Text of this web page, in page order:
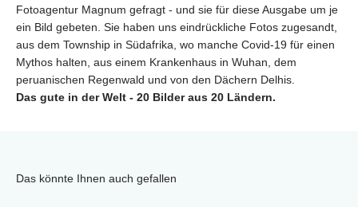
Fotoagentur Magnum gefragt - und sie für diese Ausgabe um je
ein Bild gebeten. Sie haben uns eindrückliche Fotos zugesandt,
aus dem Township in Südafrika, wo manche Covid-19 für einen
Mythos halten, aus einem Krankenhaus in Wuhan, dem
peruanischen Regenwald und von den Dächern Delhis.
Das gute in der Welt - 20 Bilder aus 20 Ländern.
Das könnte Ihnen auch gefallen